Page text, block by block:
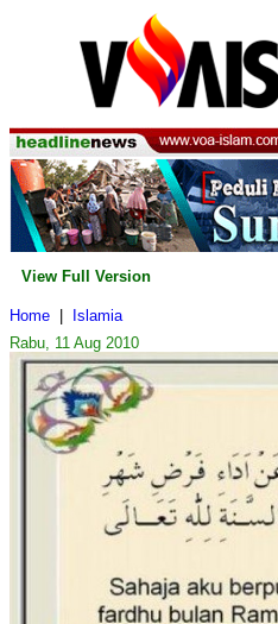
View Full Version
Home
Islamia
Rabu, 11 Aug 2010